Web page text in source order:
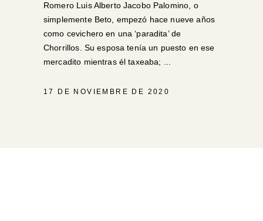
Romero Luis Alberto Jacobo Palomino, o
simplemente Beto, empezó hace nueve años
como cevichero en una ‘paradita’ de
Chorrillos. Su esposa tenía un puesto en ese
mercadito mientras él taxeaba;
17 DE NOVIEMBRE DE 2020